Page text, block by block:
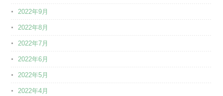
2022年9月
2022年8月
2022年7月
2022年6月
2022年5月
2022年4月